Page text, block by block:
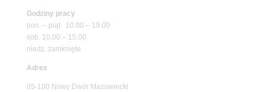
Godziny pracy
pon. – piąt. 10.00 – 19.00
sob. 10.00 – 15.00
niedz. zamknięte
Adres
05-100 Nowy Dwór Mazowiecki